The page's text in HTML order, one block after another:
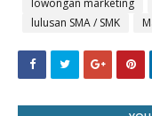
lowongan marketing
lulusan SMA / SMK